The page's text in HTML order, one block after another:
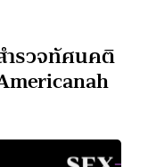
ำรวจทัศนคติ